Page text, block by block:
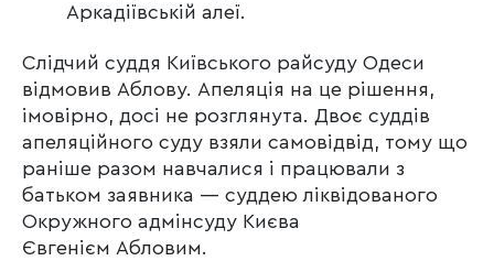
Аркадіївській алеї.
Слідчий суддя Київського райсуду Одеси
відмовив Аблову. Апеляція на це рішення,
імовірно, досі не розглянута. Двоє суддів
апеляційного суду взяли самовідвід, тому що
раніше разом навчалися і працювали з
батьком заявника — суддею ліквідованого
Окружного адмінсуду Києва
Євгенієм Абловим.